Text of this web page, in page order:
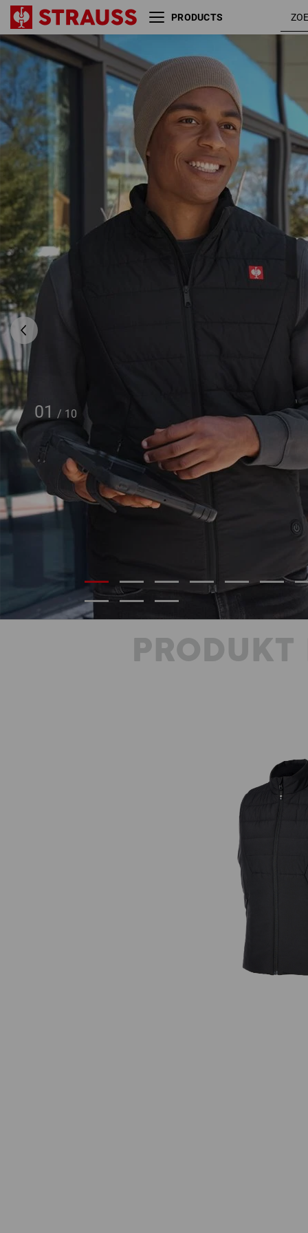
PRODUCTS
01 / 10
Verwarmingsvest e.s.ambition
PRODUKT